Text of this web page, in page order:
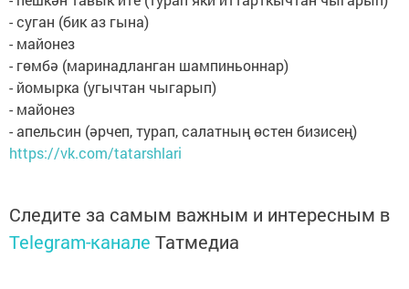
- суган (бик аз гына)
- майонез
- гөмбә (маринадланган шампиньоннар)
- йомырка (угычтан чыгарып)
- майонез
- апельсин (әрчеп, турап, салатның өстен бизисең)
https://vk.com/tatarshlari
Следите за самым важным и интересным в
Telegram-канале Татмедиа